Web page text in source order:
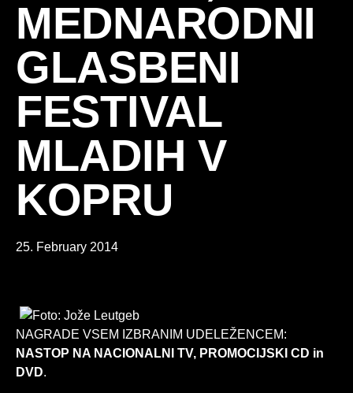
MEDNARODNI
GLASBENI
FESTIVAL
MLADIH V
KOPRU
25. February 2014
NAGRADE VSEM IZBRANIM UDELEŽENCEM:
NASTOP NA NACIONALNI TV, PROMOCIJSKI CD in
DVD.